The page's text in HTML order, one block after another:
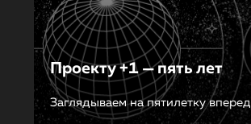
Проекту +1 — пять лет
Заглядываем на пятилетку вперед